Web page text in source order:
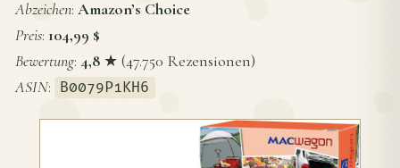
Abzeichen: Amazon’s Choice
Preis: 104,99 $
Bewertung: 4,8 ★ (47.750 Rezensionen)
ASIN: B0079P1KH6